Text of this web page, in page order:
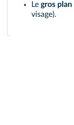
Le gros plan
visage).